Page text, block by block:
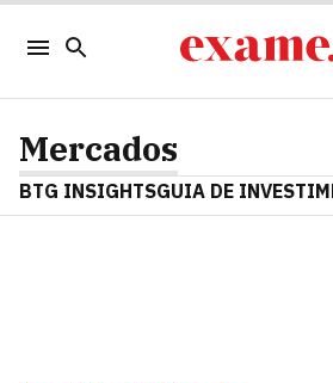
Mercados
BTG INSIGHTSGUIA DE